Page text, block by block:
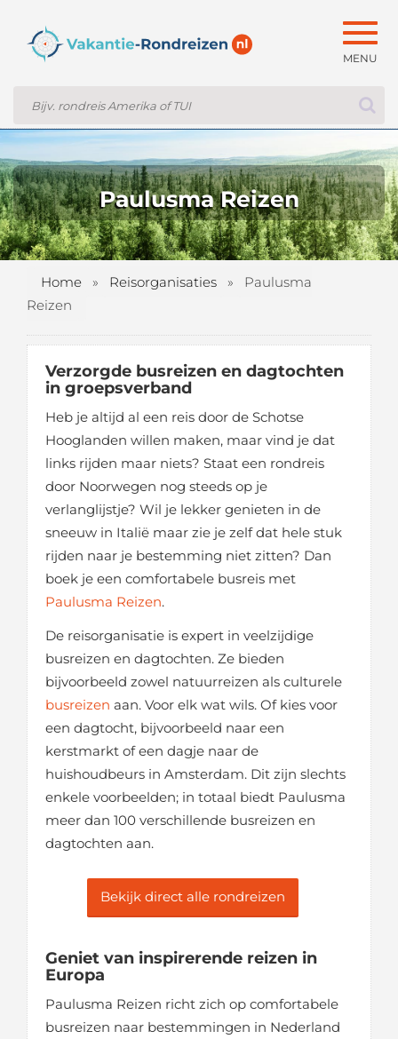
Paulusma Reizen
Home » Reisorganisaties »
Paulusma
Reizen
Verzorgde busreizen en dagtochten
in groepsverband
Heb je altijd al een reis door de Schotse
Hooglanden willen maken, maar vind je dat
links rijden maar niets? Staat een rondreis
door Noorwegen nog steeds op je
verlanglijstje? Wil je lekker genieten in de
sneeuw in Italië maar zie je zelf dat hele stuk
rijden naar je bestemming niet zitten? Dan
boek je een comfortabele busreis met
Paulusma Reizen.
De reisorganisatie is expert in veelzijdige
busreizen en dagtochten. Ze bieden
bijvoorbeeld zowel natuurreizen als culturele
busreizen aan. Voor elk wat wils. Of kies voor
een dagtocht, bijvoorbeeld naar een
kerstmarkt of een dagje naar de
huishoudbeurs in Amsterdam. Dit zijn slechts
enkele voorbeelden; in totaal biedt Paulusma
meer dan 100 verschillende busreizen en
dagtochten aan.
Bekijk direct alle rondreizen
Geniet van inspirerende reizen in
Europa
Paulusma Reizen richt zich op comfortabele
busreizen naar bestemmingen in Nederland